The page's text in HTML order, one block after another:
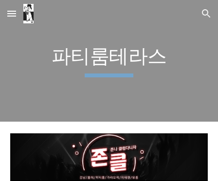
Skip to main content Skip to navigation
파티룸테라스